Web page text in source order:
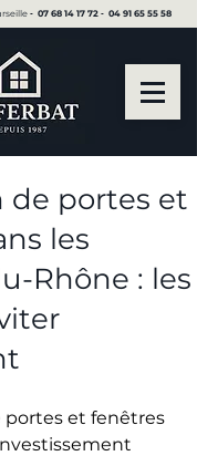
▪︎ 07 68 14 17 72 ▪︎ 04 91 65 55 58
de portes et
les
Rhône : les
portes et fenêtres